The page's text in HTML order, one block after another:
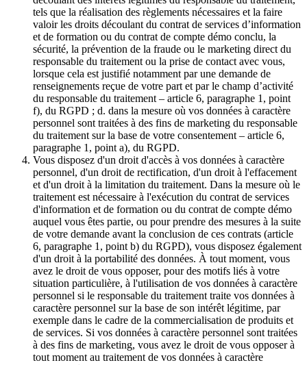
tels que la réalisation des règlements nécessaires et la faire
valoir les droits découlant du contrat de services d’information
et de formation ou du contrat de compte démo conclu, la
sécurité, la prévention de la fraude ou le marketing direct du
responsable du traitement ou la prise de contact avec vous,
lorsque cela est justifié notamment par une demande de
renseignements reçue de votre part et par le champ d’activité
du responsable du traitement – article 6, paragraphe 1, point
f), du RGPD ; d. dans la mesure où vos données à caractère
personnel sont traitées à des fins de marketing du responsable
du traitement sur la base de votre consentement – article 6,
paragraphe 1, point a), du RGPD.
Vous disposez d'un droit d'accès à vos données à caractère
personnel, d'un droit de rectification, d'un droit à l'effacement
et d'un droit à la limitation du traitement. Dans la mesure où le
traitement est nécessaire à l'exécution du contrat de services
d'information et de formation ou du contrat de compte démo
auquel vous êtes partie, ou pour prendre des mesures à la suite
de votre demande avant la conclusion de ces contrats (article
6, paragraphe 1, point b) du RGPD), vous disposez également
d'un droit à la portabilité des données. À tout moment, vous
avez le droit de vous opposer, pour des motifs liés à votre
situation particulière, à l'utilisation de vos données à caractère
personnel si le responsable du traitement traite vos données à
caractère personnel sur la base de son intérêt légitime, par
exemple dans le cadre de la commercialisation de produits et
de services. Si vos données à caractère personnel sont traitées
à des fins de marketing, vous avez le droit de vous opposer à
tout moment au traitement de vos données à caractère